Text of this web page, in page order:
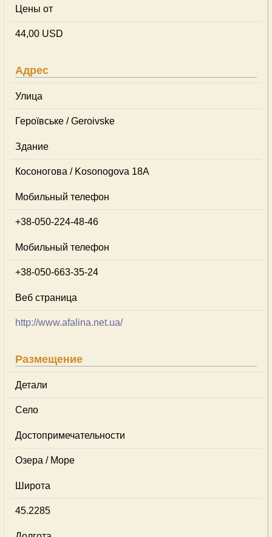
Цены от
44,00 USD
Адрес
Улица
Героївське / Geroivske
Здание
Косоногова / Kosonogova 18А
Мобильный телефон
+38-050-224-48-46
Мобильный телефон
+38-050-663-35-24
Веб страница
http://www.afalina.net.ua/
Размещение
Детали
Село
Достопримечательности
Озера / Море
Широта
45.2285